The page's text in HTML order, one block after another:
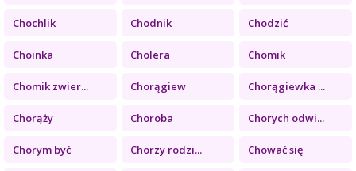
Chochlik Chodnik Chodzić
Choinka Cholera Chomik
Chomik zwier... Chorągiew Chorągiewka ...
Chorąży Choroba Chorych odwi...
Chorym być Chorzy rodzi... Chować się